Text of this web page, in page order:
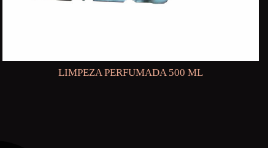
LIMPEZA PERFUMADA 500 ML